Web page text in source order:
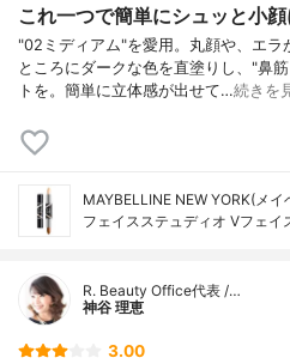
これ一つで簡単にシュッと小顔
"02ミディアム"を愛用。丸顔や、エ
ところにダークな色を直塗りし、"鼻
トを。簡単に立体感が出せて…続きを
MAYBELLINE NEW YORK(メ
フェイスステュディオ Vフェイ
R. Beauty Office代表 /…
神谷 理恵
3.00